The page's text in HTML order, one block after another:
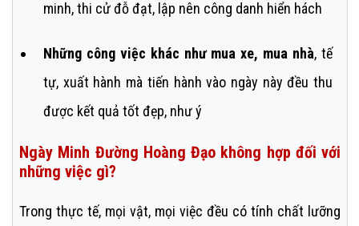
minh, thi cử đỗ đạt, lập nên công danh hiển hách
Những công việc khác như mua xe, mua nhà, tế
tự, xuất hành mà tiến hành vào ngày này đều thu
được kết quả tốt đẹp, như ý
Ngày Minh Đường Hoàng Đạo không hợp đối với
những việc gì?
Trong thực tế, mọi vật, mọi việc đều có tính chất lưỡng